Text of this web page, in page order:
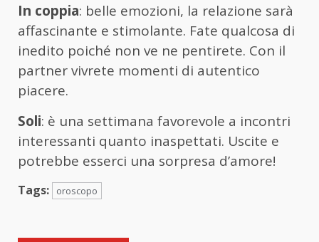
In coppia: belle emozioni, la relazione sarà
affascinante e stimolante. Fate qualcosa di
inedito poiché non ve ne pentirete. Con il
partner vivrete momenti di autentico
piacere.
Soli: è una settimana favorevole a incontri
interessanti quanto inaspettati. Uscite e
potrebbe esserci una sorpresa d’amore!
Tags: oroscopo